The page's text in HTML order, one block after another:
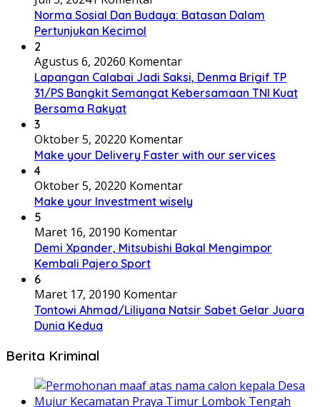
Norma Sosial Dan Budaya: Batasan Dalam
Pertunjukan Kecimol
2
Agustus 6, 20260 Komentar
Lapangan Calabai Jadi Saksi, Denma Brigif TP
31/PS Bangkit Semangat Kebersamaan TNI Kuat
Bersama Rakyat
3
Oktober 5, 20220 Komentar
Make your Delivery Faster with our services
4
Oktober 5, 20220 Komentar
Make your Investment wisely
5
Maret 16, 20190 Komentar
Demi Xpander, Mitsubishi Bakal Mengimpor
Kembali Pajero Sport
6
Maret 17, 20190 Komentar
Tontowi Ahmad/Liliyana Natsir Sabet Gelar Juara
Dunia Kedua
Berita Kriminal